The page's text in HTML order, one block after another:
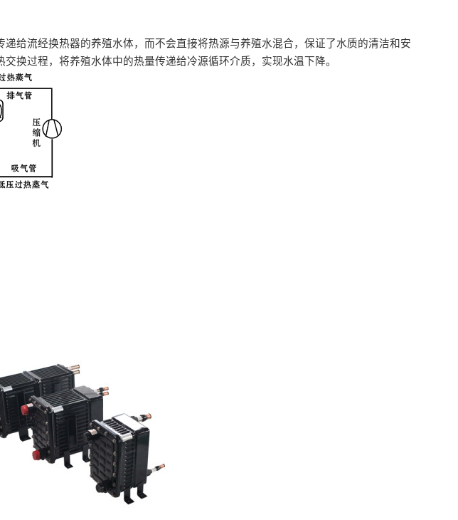
给流经换热器的养殖水体，而不会直接将热源与养殖水混合，保证了水质的清洁和安
换过程，将养殖水体中的热量传递给冷源循环介质，实现水温下降。